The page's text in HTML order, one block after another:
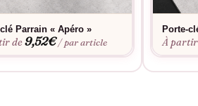
Parrain « Apéro »
de9,52€ / par article
Porte-
À